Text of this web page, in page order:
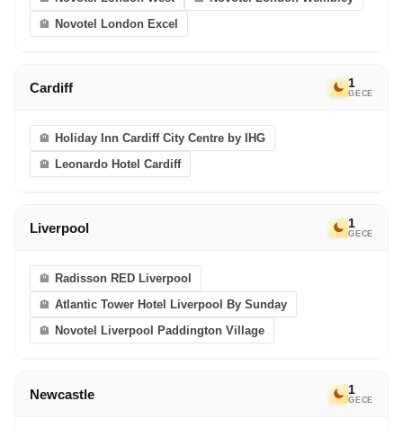
eriyor. Bir sonraki Avrupa Rüyası’nda görüşmek
dileğiyle!
Novotel London Excel
Cardiff 1
GECE
Holiday Inn Cardiff City Centre by IHG
Leonardo Hotel Cardiff
Liverpool 1
GECE
Radisson RED Liverpool
Atlantic Tower Hotel Liverpool By Sunday
Novotel Liverpool Paddington Village
Newcastle 1
GECE